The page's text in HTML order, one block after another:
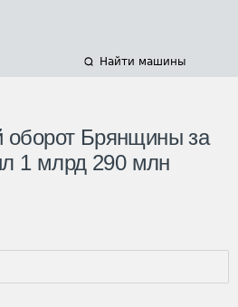
Найти машины
оборот Брянщины за
1 млрд 290 млн